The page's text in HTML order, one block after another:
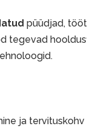
püüdjad,
tegevad
ja tervituskohv